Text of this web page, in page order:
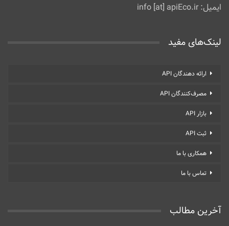
ایمیل: info [at] apiEco.ir
لینک‌های مفید
ارائه دهندگان API
مصرف‌کنندگان API
بازار API
ثبت API
همکاری با ما
تماس با ما
آخرین مطالب